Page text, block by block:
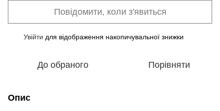
Повідомити, коли з'явиться
Увійти для відображення накопичувальної знижки
До обраного Порівняти
Опис